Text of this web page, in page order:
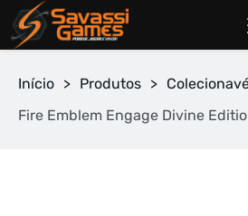
Início > Produtos >
Fire Emblem Engage Divine